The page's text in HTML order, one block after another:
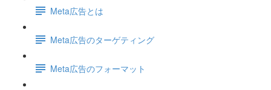
Meta広告とは
Meta広告のターゲティング
Meta広告のフォーマット